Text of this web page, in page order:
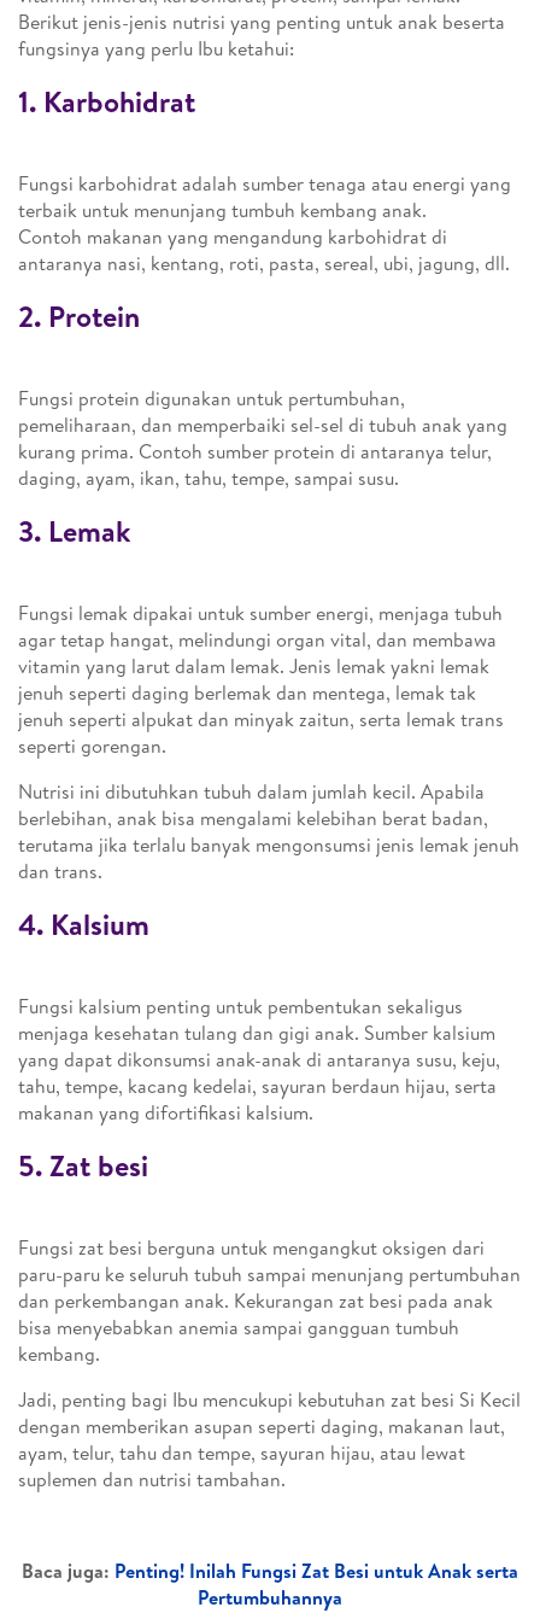
Berikut jenis-jenis nutrisi yang penting untuk anak beserta
fungsinya yang perlu Ibu ketahui:
1. Karbohidrat
Fungsi karbohidrat adalah sumber tenaga atau energi yang
terbaik untuk menunjang tumbuh kembang anak.
Contoh makanan yang mengandung karbohidrat di
antaranya nasi, kentang, roti, pasta, sereal, ubi, jagung, dll.
2. Protein
Fungsi protein digunakan untuk pertumbuhan,
pemeliharaan, dan memperbaiki sel-sel di tubuh anak yang
kurang prima. Contoh sumber protein di antaranya telur,
daging, ayam, ikan, tahu, tempe, sampai susu.
3. Lemak
Fungsi lemak dipakai untuk sumber energi, menjaga tubuh
agar tetap hangat, melindungi organ vital, dan membawa
vitamin yang larut dalam lemak. Jenis lemak yakni lemak
jenuh seperti daging berlemak dan mentega, lemak tak
jenuh seperti alpukat dan minyak zaitun, serta lemak trans
seperti gorengan.
Nutrisi ini dibutuhkan tubuh dalam jumlah kecil. Apabila
berlebihan, anak bisa mengalami kelebihan berat badan,
terutama jika terlalu banyak mengonsumsi jenis lemak jenuh
dan trans.
4. Kalsium
Fungsi kalsium penting untuk pembentukan sekaligus
menjaga kesehatan tulang dan gigi anak. Sumber kalsium
yang dapat dikonsumsi anak-anak di antaranya susu, keju,
tahu, tempe, kacang kedelai, sayuran berdaun hijau, serta
makanan yang difortifikasi kalsium.
5. Zat besi
Fungsi zat besi berguna untuk mengangkut oksigen dari
paru-paru ke seluruh tubuh sampai menunjang pertumbuhan
dan perkembangan anak. Kekurangan zat besi pada anak
bisa menyebabkan anemia sampai gangguan tumbuh
kembang.
Jadi, penting bagi Ibu mencukupi kebutuhan zat besi Si Kecil
dengan memberikan asupan seperti daging, makanan laut,
ayam, telur, tahu dan tempe, sayuran hijau, atau lewat
suplemen dan nutrisi tambahan.
Baca juga: Penting! Inilah Fungsi Zat Besi untuk Anak serta
Pertumbuhannya